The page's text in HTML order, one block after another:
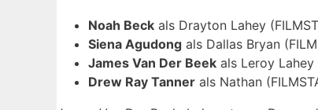
Noah Beck als Drayton Lahey
Siena Agudong als Dallas Bryan
James Van Der Beek als Leroy Lahey
Drew Ray Tanner als Nathan